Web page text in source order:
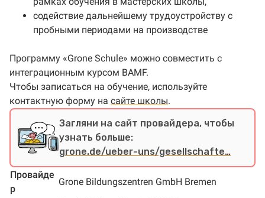
содействие дальнейшему трудоустройству с
пробными периодами на производстве
Программу «Grone Schule» можно совместить с
интеграционным курсом BAMF.
Чтобы записаться на обучение, используйте
контактную форму на сайте школы.
Загляни на сайт провайдера, чтобы
узнать больше:
grone.de/ueber-uns/gesellschafte…
Провайде
р
Grone Bildungszentren GmbH Bremen